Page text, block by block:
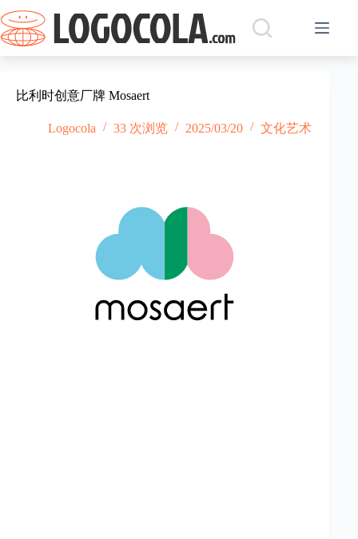
过
内
容
比利时创意厂牌 Mosaert
Logocola 33 次浏览 2025/03/20 文化艺术